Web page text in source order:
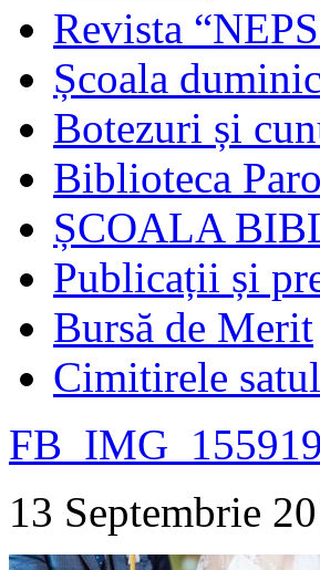
Revista
Școala
Botezuri și
Biblioteca
ȘCOALA
Publicații și
Bursă de Merit
Cimitirele
13 Septembrie